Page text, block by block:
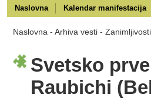
Naslovna Kalendar manifestacija
Naslovna - Arhiva vesti -
Svetsko
Raubichi